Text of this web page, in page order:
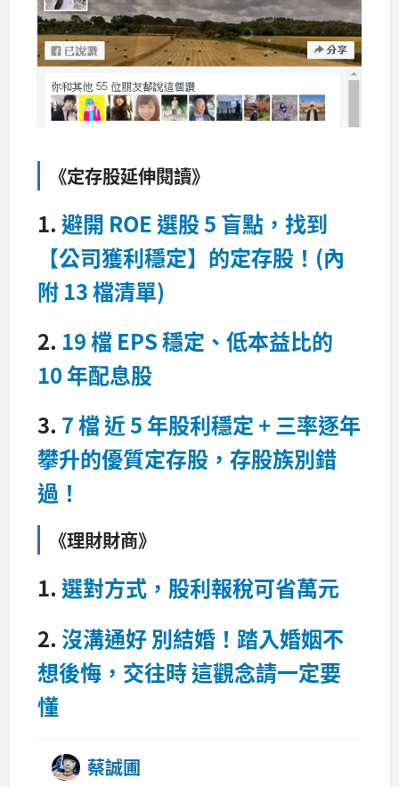
《定存股延伸閱讀》
1. 避開 ROE 選股 5 盲點，找到
【公司獲利穩定】的定存股！(內
附 13 檔清單)
2. 19 檔 EPS 穩定、低本益比的
10 年配息股
3. 7 檔 近 5 年股利穩定 + 三率逐年
攀升的優質定存股，存股族別錯
過！
《理財財商》
1. 選對方式，股利報稅可省萬元
2. 沒溝通好 別結婚！踏入婚姻不
想後悔，交往時 這觀念請一定要
懂
蔡誠圃